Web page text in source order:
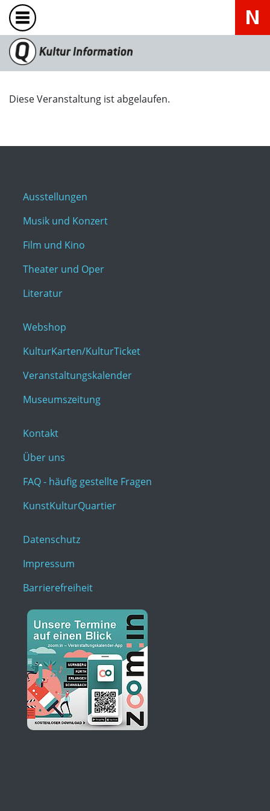
Diese Veranstaltung ist abgelaufen.
Ausstellungen
Musik und Konzert
Film und Kino
Theater und Oper
Literatur
Webshop
KulturKarten/KulturTicket
Veranstaltungskalender
Museumszeitung
Kontakt
Über uns
FAQ - häufig gestellte Fragen
KunstKulturQuartier
Datenschutz
Impressum
Barrierefreiheit